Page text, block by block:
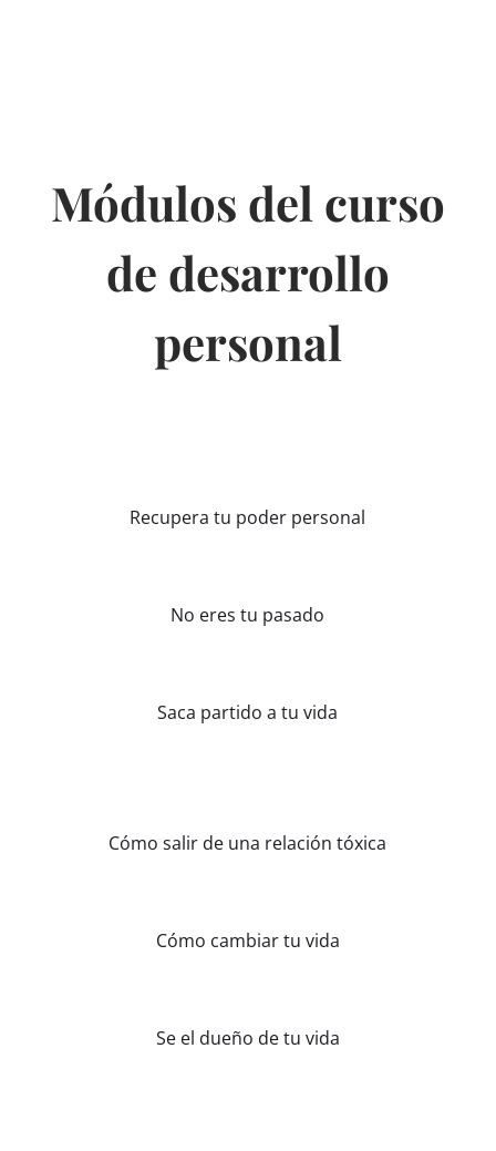
Módulos del curso
de desarrollo
personal
Recupera tu poder personal
No eres tu pasado
Saca partido a tu vida
Cómo salir de una relación tóxica
Cómo cambiar tu vida
Se el dueño de tu vida